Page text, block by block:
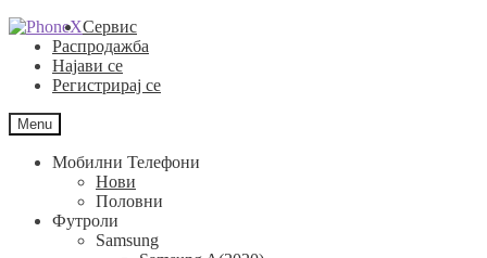
Skip
navigation
Skip
content
Сервис
Распродажба
Најави се
Регистрирај се
Menu
Мобилни Телефони
Нови
Половни
Футроли
Samsung